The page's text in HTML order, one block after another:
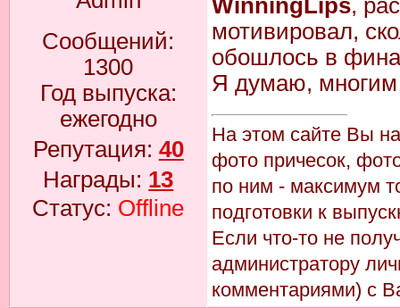
Сообщений:
1300
Год выпуска:
ежегодно
Репутация: 40
Награды: 13
Статус: Offline
WinningLips,
мотивировал,
обошлось в
Я думаю, многим
На этом сайте Вы
фото причесок,
по ним - максимум
подготовки к
Если что-то не
администратору
комментариями) с